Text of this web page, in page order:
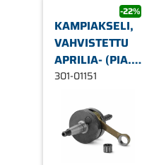
-22%
KAMPIAKSELI,
VAHVISTETTU
APRILIA- (PIA.)
/ GILERA- /
SKOOTTERIT,
50CC
301-01151